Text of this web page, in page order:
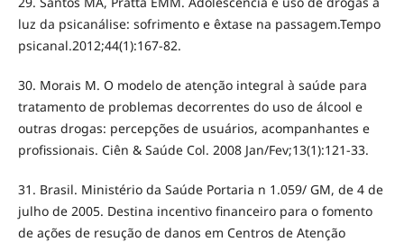
luz da psicanálise: sofrimento e êxtase na passagem.Tempo
psicanal.2012;44(1):167-82.
30. Morais M. O modelo de atenção integral à saúde para
tratamento de problemas decorrentes do uso de álcool e
outras drogas: percepções de usuários, acompanhantes e
profissionais. Ciên & Saúde Col. 2008 Jan/Fev;13(1):121-33.
31. Brasil. Ministério da Saúde Portaria n 1.059/ GM, de 4 de
julho de 2005. Destina incentivo financeiro para o fomento
de ações de resução de danos em Centros de Atenção